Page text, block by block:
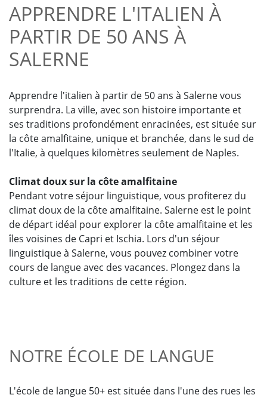
APPRENDRE L'ITALIEN À
PARTIR DE 50 ANS À
SALERNE
Apprendre l'italien à partir de 50 ans à Salerne vous
surprendra. La ville, avec son histoire importante et
ses traditions profondément enracinées, est située sur
la côte amalfitaine, unique et branchée, dans le sud de
l'Italie, à quelques kilomètres seulement de Naples.
Climat doux sur la côte amalfitaine
Pendant votre séjour linguistique, vous profiterez du
climat doux de la côte amalfitaine. Salerne est le point
de départ idéal pour explorer la côte amalfitaine et les
îles voisines de Capri et Ischia. Lors d'un séjour
linguistique à Salerne, vous pouvez combiner votre
cours de langue avec des vacances. Plongez dans la
culture et les traditions de cette région.
NOTRE ÉCOLE DE LANGUE
L'école de langue 50+ est située dans l'une des rues les